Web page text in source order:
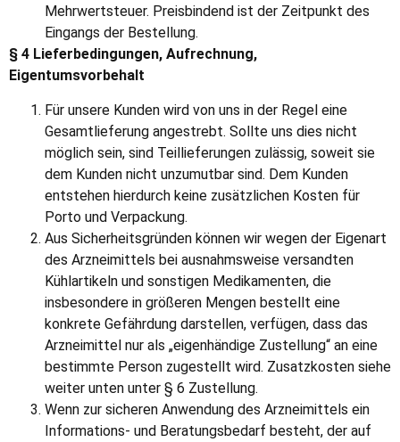
Mehrwertsteuer. Preisbindend ist der Zeitpunkt des
Eingangs der Bestellung.
§ 4 Lieferbedingungen, Aufrechnung,
Eigentumsvorbehalt
Für unsere Kunden wird von uns in der Regel eine
Gesamtlieferung angestrebt. Sollte uns dies nicht
möglich sein, sind Teillieferungen zulässig, soweit sie
dem Kunden nicht unzumutbar sind. Dem Kunden
entstehen hierdurch keine zusätzlichen Kosten für
Porto und Verpackung.
Aus Sicherheitsgründen können wir wegen der Eigenart
des Arzneimittels bei ausnahmsweise versandten
Kühlartikeln und sonstigen Medikamenten, die
insbesondere in größeren Mengen bestellt eine
konkrete Gefährdung darstellen, verfügen, dass das
Arzneimittel nur als „eigenhändige Zustellung“ an eine
bestimmte Person zugestellt wird. Zusatzkosten siehe
weiter unten unter § 6 Zustellung.
Wenn zur sicheren Anwendung des Arzneimittels ein
Informations- und Beratungsbedarf besteht, der auf